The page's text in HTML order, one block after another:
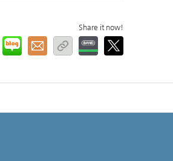
Share it now!